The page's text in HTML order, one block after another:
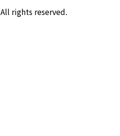
All rights reserved.